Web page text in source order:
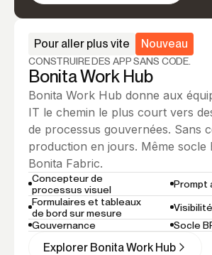
CONSTRUIRE DES APP SANS CODE.
Bonita Work Hub
Pour aller plus vite Nouveau
Bonita Work Hub donne aux
IT le chemin le plus court vers
de processus gouvernées. Sans
production en jours. Même socle
Bonita Fabric.
Concepteur de
processus visuel
Prompt
Formulaires et tableaux
de bord sur mesure
Gouvernance
Socle
Explorer Bonita Work Hub